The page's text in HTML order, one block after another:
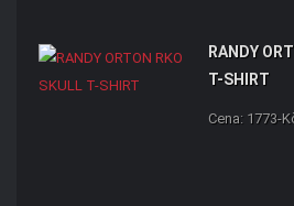
RANDY
T-SHIRT
Cena: 1773-